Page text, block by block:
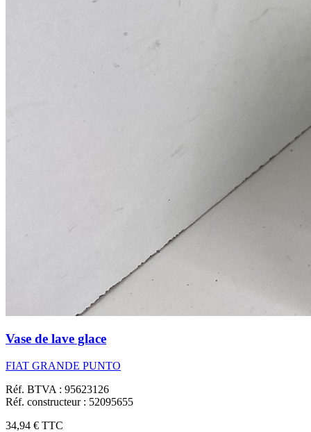
Vase de lave glace
FIAT GRANDE PUNTO
Réf. BTVA : 95623126
Réf. constructeur : 52095655
34,94 € TTC